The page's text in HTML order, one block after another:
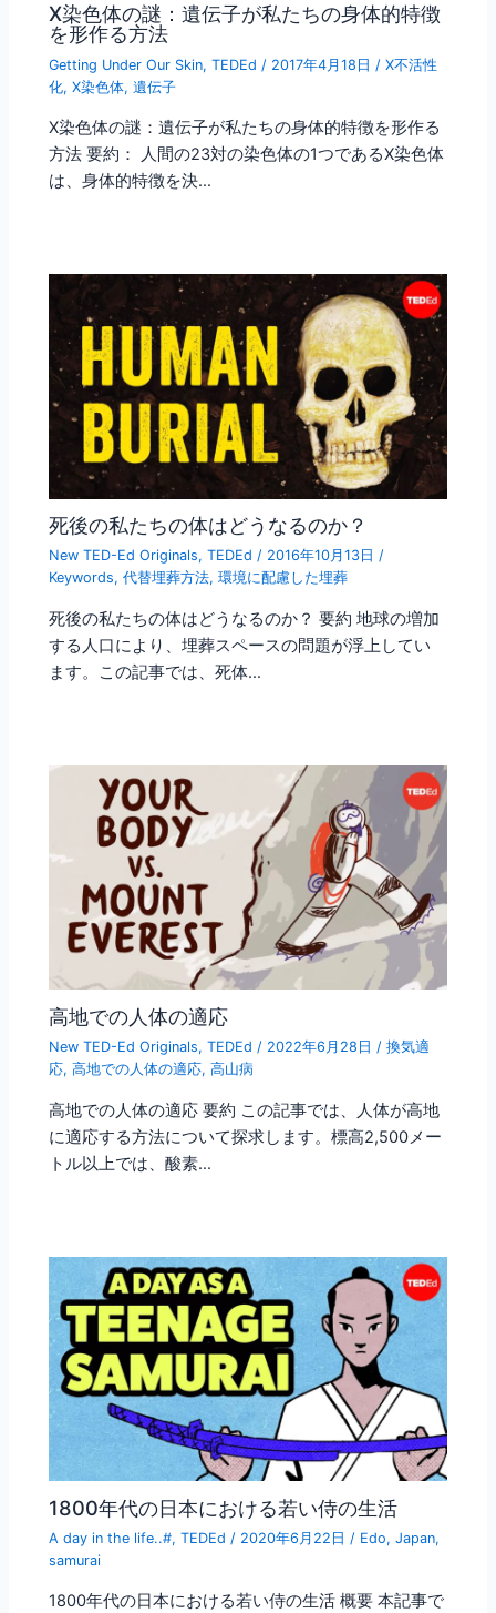
X染色体の謎：遺伝子が私たちの身体的特徴
を形作る方法
Getting Under Our Skin,TEDEd / 2017年4月18日 /X不活性
化,X染色体,遺伝子
X染色体の謎：遺伝子が私たちの身体的特徴を形作る
方法 要約： 人間の23対の染色体の1つであるX染色体
は、身体的特徴を決…
死後の私たちの体はどうなるのか？
New TED-Ed Originals,TEDEd / 2016年10月13日/
Keywords,代替埋葬方法,環境に配慮した埋葬
死後の私たちの体はどうなるのか？ 要約 地球の増加
する人口により、埋葬スペースの問題が浮上してい
ます。この記事では、死体…
高地での人体の適応
New TED-Ed Originals,TEDEd / 2022年6月28日 /換気適
応,高地での人体の適応,高山病
高地での人体の適応 要約 この記事では、人体が高地
に適応する方法について探求します。標高2,500メー
トル以上では、酸素…
1800年代の日本における若い侍の生活
A day in the life..#,TEDEd / 2020年6月22日 / Edo,Japan,
samurai
1800年代の日本における若い侍の生活 概要 本記事で